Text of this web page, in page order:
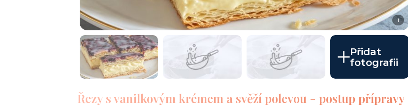
i
Přidat
fotografii
Řezy s vanilkovým krémem a svěží polevou - postup přípravy